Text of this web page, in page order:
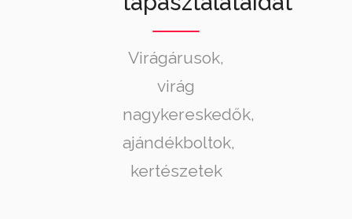
Virágárusok,
virág
nagykereskedők,
ajándékboltok,
kertészetek